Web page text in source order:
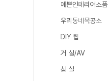
예쁜인테리어소품
우리동네목공소
DIY 팁
거 실/AV
침 실